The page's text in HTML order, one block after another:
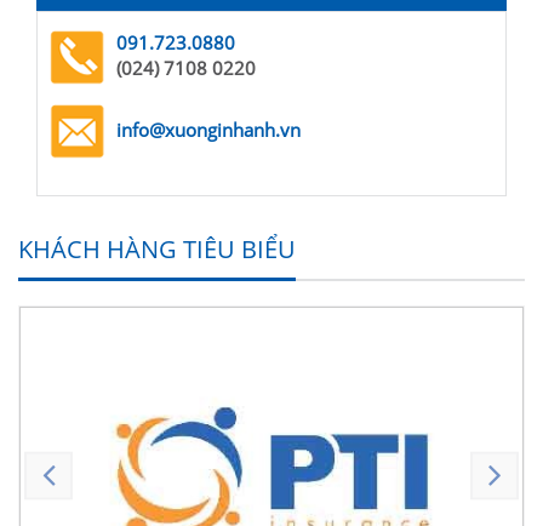
091.723.0880
(024) 7108 0220
info@xuonginhanh.vn
KHÁCH HÀNG TIÊU BIỂU